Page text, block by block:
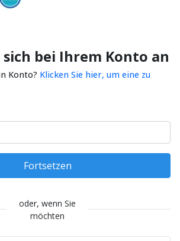
sich bei Ihrem Konto an
Konto? Klicken Sie hier, um eine zu
Fortsetzen
oder, wenn Sie
möchten